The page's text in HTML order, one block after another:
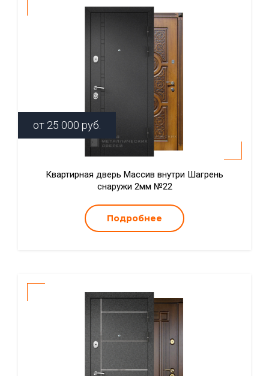
от 25 000 руб.
Квартирная дверь Массив внутри Шагрень
снаружи 2мм №22
Подробнее